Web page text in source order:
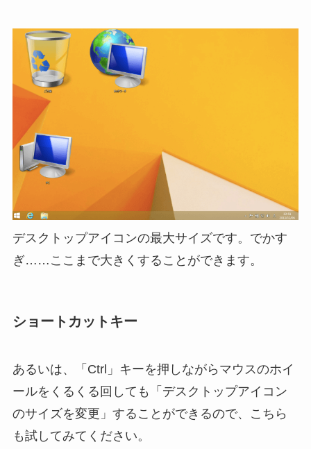
デスクトップアイコンの最大サイズです。でかす
ぎ……ここまで大きくすることができます。
ショートカットキー
あるいは、「Ctrl」キーを押しながらマウスのホイ
ールをくるくる回しても「デスクトップアイコン
のサイズを変更」することができるので、こちら
も試してみてください。